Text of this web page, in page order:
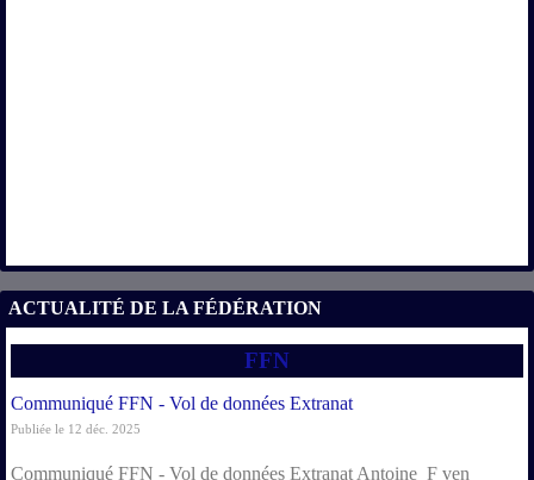
ACTUALITÉ DE LA FÉDÉRATION
FFN
Communiqué FFN - Vol de données Extranat
Publiée le 12 déc. 2025
Communiqué FFN - Vol de données Extranat Antoine_F ven